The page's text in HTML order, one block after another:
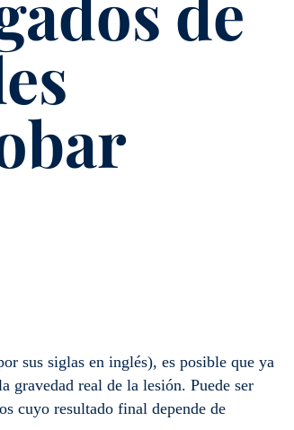
sus siglas en inglés), es posible que ya
gravedad real de la lesión. Puede ser
cuyo resultado final depende de